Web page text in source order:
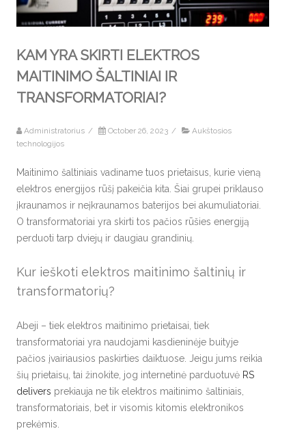
KAM YRA SKIRTI ELEKTROS
MAITINIMO ŠALTINIAI IR
TRANSFORMATORIAI?
Administratorius / October 26, 2023 /
Aukštosios
technologijos
Maitinimo šaltiniais vadiname tuos prietaisus, kurie vieną
elektros energijos rūšį pakeičia kita. Šiai grupei priklauso
įkraunamos ir neįkraunamos baterijos bei akumuliatoriai.
O transformatoriai yra skirti tos pačios rūšies energiją
perduoti tarp dviejų ir daugiau grandinių.
Kur ieškoti elektros maitinimo šaltinių ir
transformatorių?
Abeji – tiek elektros maitinimo prietaisai, tiek
transformatoriai yra naudojami kasdieninėje buityje
pačios įvairiausios paskirties daiktuose. Jeigu jums reikia
šių prietaisų, tai žinokite, jog internetinė parduotuvė RS
delivers prekiauja ne tik elektros maitinimo šaltiniais,
transformatoriais, bet ir visomis kitomis elektronikos
prekėmis.